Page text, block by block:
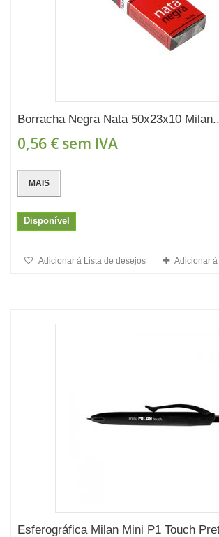
Borracha Negra Nata 50x23x10
0,56 € sem IVA
MAIS
Disponível
Adicionar à Lista de desejos Adicionar
Esferográfica Milan Mini P1 Touch